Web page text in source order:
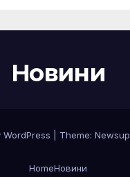
Новини
Theme: Newsup
HomeНовини